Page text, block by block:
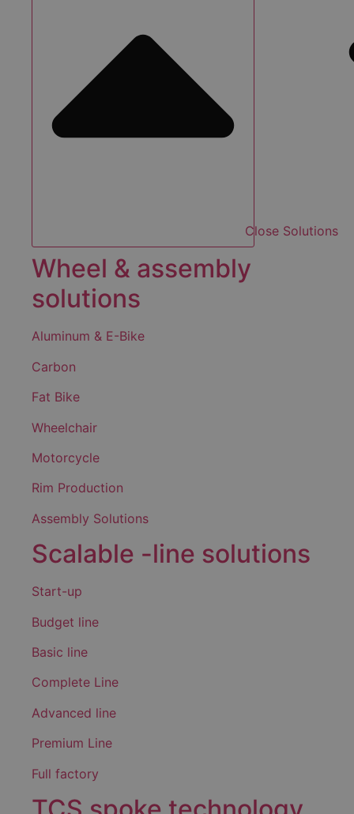
Close Solutions
Wheel & assembly
solutions
Aluminum & E-Bike
Carbon
Fat Bike
Wheelchair
Motorcycle
Rim Production
Assembly Solutions
Scalable -line solutions
Start-up
Budget line
Basic line
Complete Line
Advanced line
Premium Line
Full factory